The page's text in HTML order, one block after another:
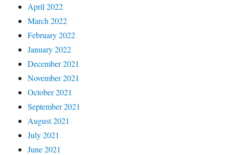
April 2022
March 2022
February 2022
January 2022
December 2021
November 2021
October 2021
September 2021
August 2021
July 2021
June 2021